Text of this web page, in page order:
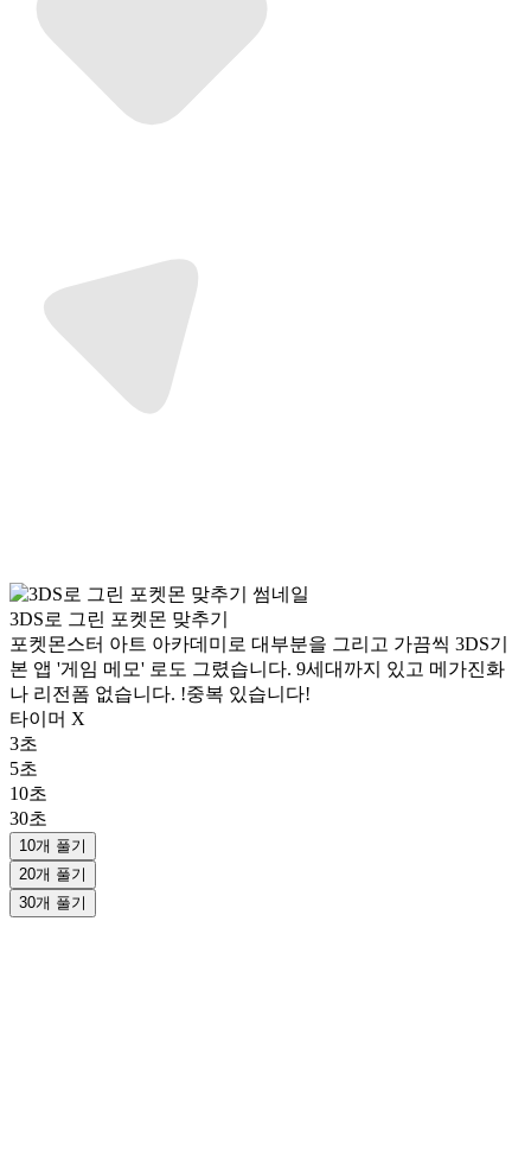
3DS로 그린 포켓몬 맞추기
포켓몬스터 아트 아카데미로 대부분을 그리고 가끔씩 3DS기
본 앱 '게임 메모' 로도 그렸습니다. 9세대까지 있고 메가진화
나 리전폼 없습니다. !중복 있습니다!
타이머 X
3초
5초
10초
30초
10개 풀기
20개 풀기
30개 풀기